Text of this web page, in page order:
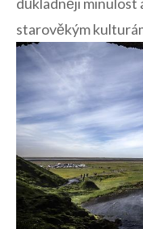
důkladněji ‌minulost
starověkým